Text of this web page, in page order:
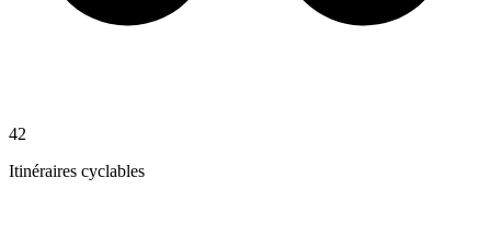
42
Itinéraires cyclables